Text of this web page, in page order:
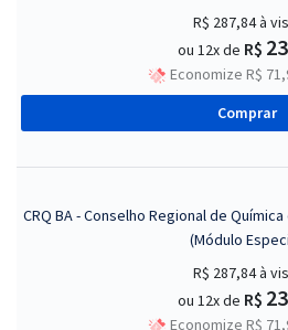
R$ 287,84à
ou 12x de R$
Economize R$
Comprar
CRQ BA - Conselho Regional de
(Módulo
R$ 287,84à
ou 12x de R$
Economize R$